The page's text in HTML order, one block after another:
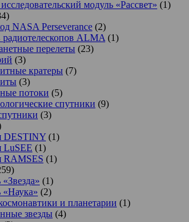
модуль «Рассвет» (1)
NASA Perseverance (2)
ALMA(1)
перелеты (23)
(3)
кратеры (7)
(3)
потоки (5)
спутники (9)
(3)
DESTINY (1)
LuSEE (1)
RAMSES (1)
(1)
(2)
и планетарии (1)
звезды (4)